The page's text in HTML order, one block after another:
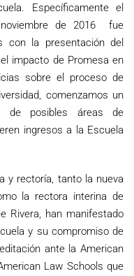
Específicamente el
de 2016 fue
la presentación del
impacto de Promesa en
sobre el proceso de
comenzamos un
de posibles áreas de
ingresos a la Escuela
y rectoría, tanto la nueva
la rectora interina de
Rivera, han manifestado
y su compromiso de
ante la American
Law Schools que